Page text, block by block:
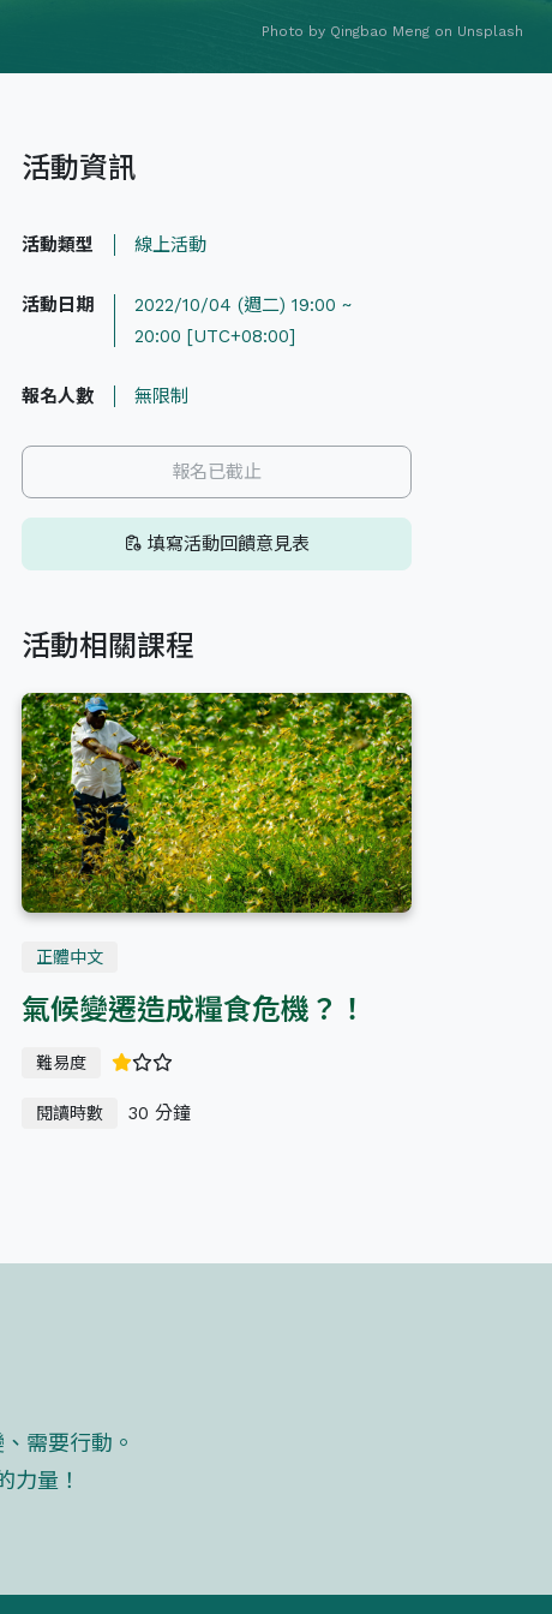
Photo by Qingbao Meng on Unsplash
活動資訊
活動類型 線上活動
活動日期
2022/10/04 (週二) 19:00 ~
20:00 [UTC+08:00]
報名人數 無限制
報名已截止
填寫活動回饋意見表
活動相關課程
正體中文
氣候變遷造成糧食危機？！
難易度
閱讀時數 30 分鐘
需要行動。
力量！